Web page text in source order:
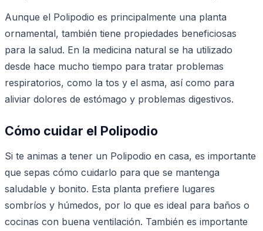
Aunque el Polipodio es principalmente una planta
ornamental, también tiene propiedades beneficiosas
para la salud. En la medicina natural se ha utilizado
desde hace mucho tiempo para tratar problemas
respiratorios, como la tos y el asma, así como para
aliviar dolores de estómago y problemas digestivos.
Cómo cuidar el Polipodio
Si te animas a tener un Polipodio en casa, es importante
que sepas cómo cuidarlo para que se mantenga
saludable y bonito. Esta planta prefiere lugares
sombríos y húmedos, por lo que es ideal para baños o
cocinas con buena ventilación. También es importante